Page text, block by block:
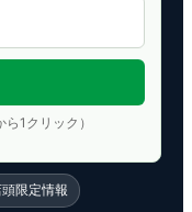
1クリック）
頭限定情報